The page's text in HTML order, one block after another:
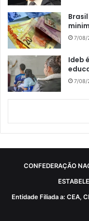
7/08/
Ideb
7/08/
CONFEDERAÇÃO
Entidade Filiada a: CEA,